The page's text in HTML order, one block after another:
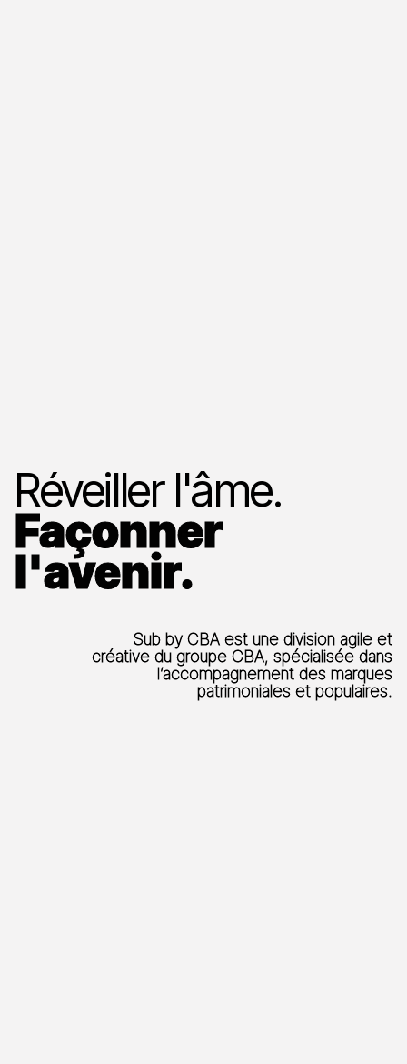
Réveiller l'âme.
Façonner
l'avenir.
Sub by CBA est une division agile et
créative du groupe CBA, spécialisée dans
l’accompagnement des marques
patrimoniales et populaires.